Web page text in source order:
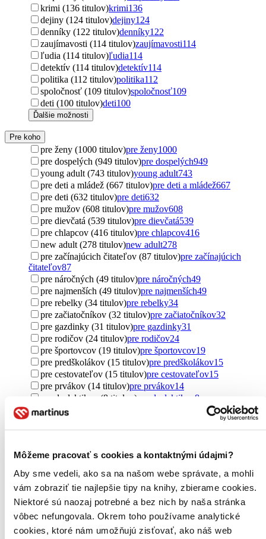
Môžeme pracovať s cookies a kontaktnými údajmi?
Aby sme vedeli, ako sa na našom webe správate, a mohli
vám zobraziť tie najlepšie tipy na knihy, zbierame cookies.
Niektoré sú naozaj potrebné a bez nich by naša stránka
vôbec nefungovala. Okrem toho používame analytické
cookies, ktoré nám umožňujú zisťovať, ako náš web
krimi (136 titulov)krimi136
dejiny (124 titulov)dejiny124
denníky (122 titulov)denníky122
zaujímavosti (114 titulov)zaujímavosti114
ľudia (114 titulov)ľudia114
detektív (114 titulov)detektív114
politika (112 titulov)politika112
spoločnosť (109 titulov)spoločnosť109
deti (100 titulov)deti100
Ďalšie možnosti
Pre koho
pre ženy (1000 titulov)pre ženy1000
pre dospelých (949 titulov)pre dospelých949
young adult (743 titulov)young adult743
pre deti a mládež (667 titulov)pre deti a mládež667
pre deti (632 titulov)pre deti632
pre mužov (608 titulov)pre mužov608
pre dievčatá (539 titulov)pre dievčatá539
pre chlapcov (416 titulov)pre chlapcov416
new adult (278 titulov)new adult278
pre začínajúcich čitateľov (87 titulov)pre začínajúcich
čitateľov87
pre náročných (49 titulov)pre náročných49
pre najmenších (49 titulov)pre najmenších49
pre rebelky (34 titulov)pre rebelky34
pre začiatočníkov (32 titulov)pre začiatočníkov32
pre gazdinky (31 titulov)pre gazdinky31
pre rodičov (24 titulov)pre rodičov24
pre športovcov (19 titulov)pre športovcov19
pre predškolákov (15 titulov)pre predškolákov15
pre cestovateľov (15 titulov)pre cestovateľov15
pre prvákov (14 titulov)pre prvákov14
pre dyslektikov (8 titulov) pre dyslektikov 8
pre lekárov (7 titulov)
pre študentov (5 titulov)pre študentov5
pre seniorov (2 tituly)pre seniorov2
samoukovia (2 tituly)
samoukovia
pre cudzincov (2 tituly)
pre učiteľov (1 titul)pre učiteľov1
Ďalšie možnosti